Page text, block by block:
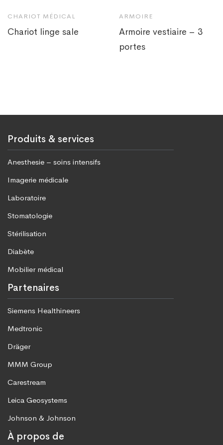
CHARIOT MÉDICAL
Chariot linge sale
ARMOIRE
Armoire vestiaire – 3
portes
Produits & services
Anesthesie – soins intensifs
Imagerie médicale
Laboratoire
Stomatologie
Stérilisation
Diabète
Mobilier médical
Partenaires
Siemens Healthineers
Medtronic
Dräger
MMM Group
Carestream
Leica Geosystems
Johnson & Johnson
À propos de